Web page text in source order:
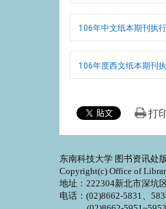
106年中文纸本期刊执
106年度西文纸本期刊
打
东南科技大学 图书资讯处
Copyright(c) Office of
地址：222304新北市深坑
电话：(02)8662-5831、